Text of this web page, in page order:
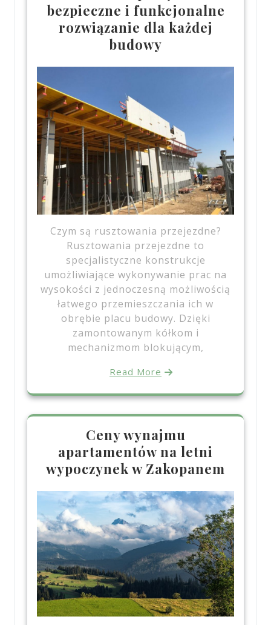
bezpieczne i funkcjonalne
rozwiązanie dla każdej
budowy
Czym są rusztowania przejezdne?
Rusztowania przejezdne to
specjalistyczne konstrukcje
umożliwiające wykonywanie prac na
wysokości z jednoczesną możliwością
łatwego przemieszczania ich w
obrębie placu budowy. Dzięki
zamontowanym kółkom i
mechanizmom blokującym,
Read More
Ceny wynajmu
apartamentów na letni
wypoczynek w Zakopanem